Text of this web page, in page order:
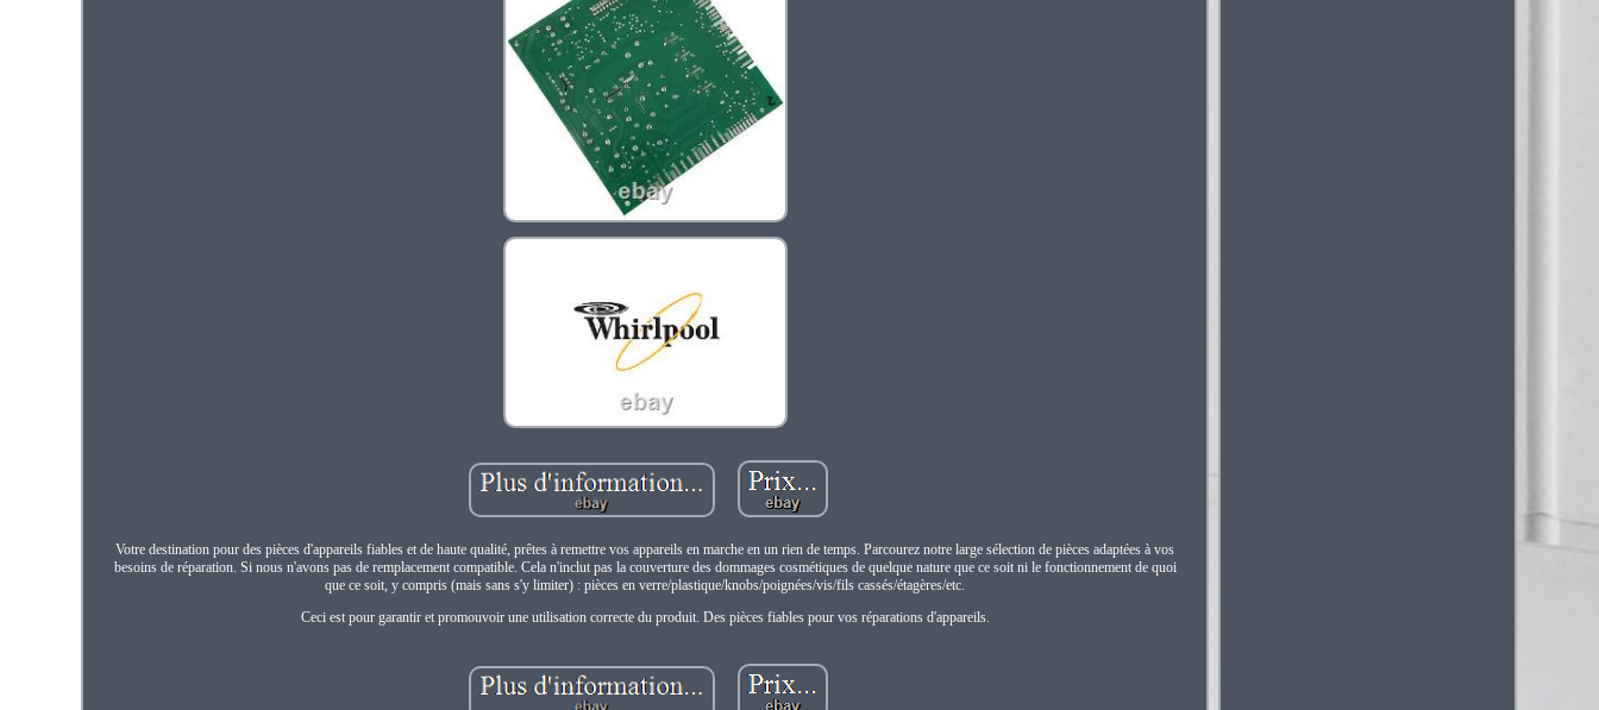
Votre destination pour des pièces d'appareils fiables et de haute qualité, prêtes à remettre vos appareils en marche en un rien de temps. Parcourez notre large sélection de pièces adaptées à vos
besoins de réparation. Si nous n'avons pas de remplacement compatible. Cela n'inclut pas la couverture des dommages cosmétiques de quelque nature que ce soit ni le fonctionnement de quoi
que ce soit, y compris (mais sans s'y limiter) : pièces en verre/plastique/knobs/poignées/vis/fils cassés/étagères/etc.
Ceci est pour garantir et promouvoir une utilisation correcte du produit. Des pièces fiables pour vos réparations d'appareils.